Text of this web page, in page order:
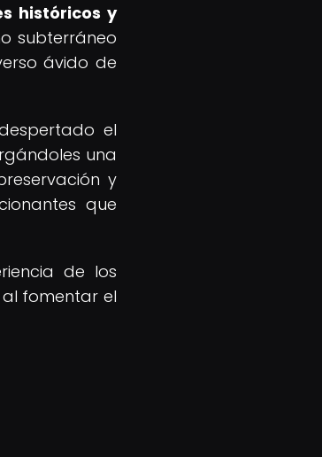
históricos y
subterráneo
ávido de
el
una
y
que
de los
fomentar el